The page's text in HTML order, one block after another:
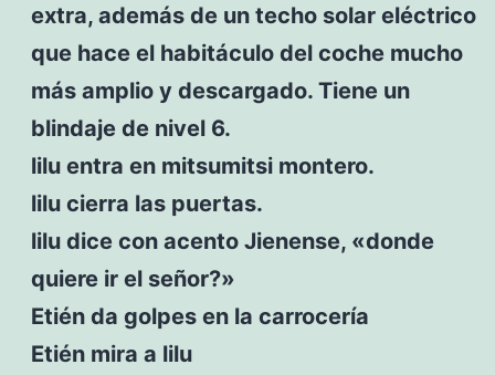
extra, además de un techo solar eléctrico
que hace el habitáculo del coche mucho
más amplio y descargado. Tiene un
blindaje de nivel 6.
lilu entra en mitsumitsi montero.
lilu cierra las puertas.
lilu dice con acento Jienense, «donde
quiere ir el señor?»
Etién da golpes en la carrocería
Etién mira a lilu